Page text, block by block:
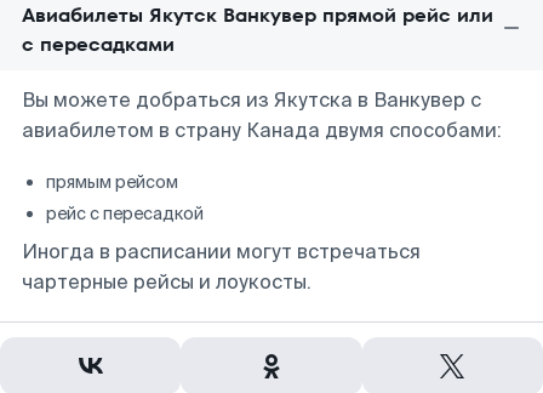
Авиабилеты Якутск Ванкувер прямой рейс или
с пересадками
Вы можете добраться из Якутска в Ванкувер с
авиабилетом в страну Канада двумя способами:
прямым рейсом
рейс с пересадкой
Иногда в расписании могут встречаться
чартерные рейсы и лоукосты.